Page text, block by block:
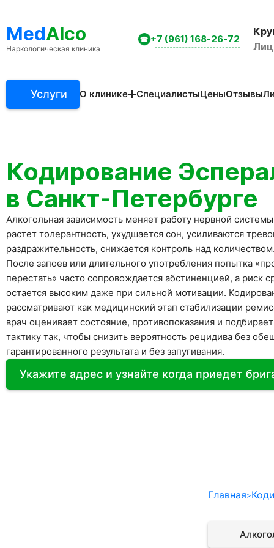
MedAlco
Наркологическая клиника
+7 (961) 168-26-72
Услуги О клинике
Фотогалерея
Статьи
СпециалистыЦеныОтзывы
Кодирование
в Санкт-Петербурге
Алкогольная зависимость меняет работу нервной
растет толерантность, ухудшается сон, усиливаются
раздражительность, снижается контроль над количеством.
После запоев или длительного употребления попытка
перестать» часто сопровождается абстиненцией, а риск
остается высоким даже при сильной мотивации.
рассматривают как медицинский этап стабилизации
врач оценивает состояние, противопоказания и подбирает
тактику так, чтобы снизить вероятность рецидива без
гарантированного результата и без запугивания.
Укажите адрес и узнайте когда приедет
Главная